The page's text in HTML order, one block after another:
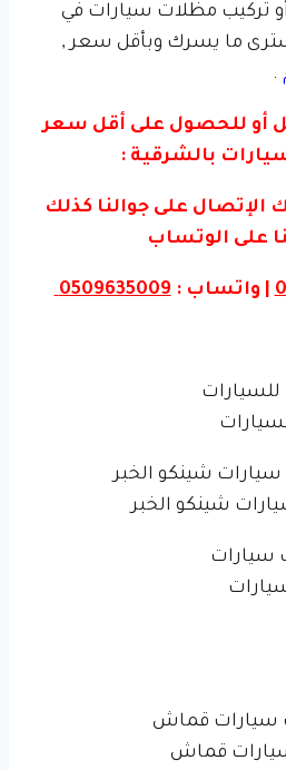
تركيب مظلات سيارات في
سترى ما يسرك وبأقل سعر ,
.
أو للحصول على أقل سعر
بالشرقية :
الإتصال على جوالنا كذلك
على الوتساب
| واتساب : 0509635009
شينكو الخبر
قماش